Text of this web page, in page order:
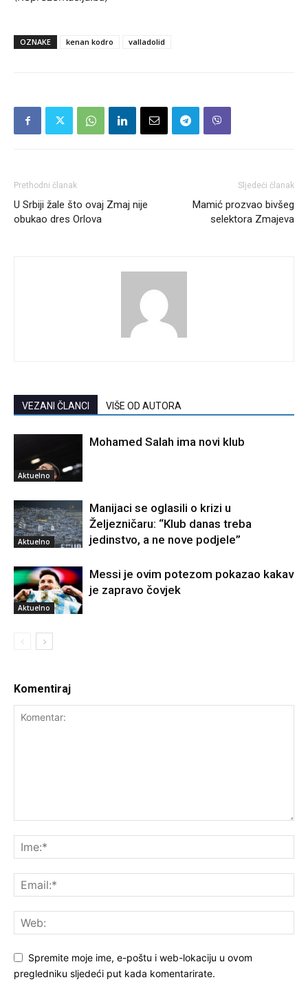
OZNAKE kenan kodro valladolid
Prethodni članak
U Srbiji žale što ovaj Zmaj nije
obukao dres Orlova
Sljedeći članak
Mamić prozvao bivšeg
selektora Zmajeva
VEZANI ČLANCI VIŠE OD AUTORA
Aktuelno
Mohamed Salah ima novi klub
Aktuelno
Manijaci se oglasili o krizi u
Željezničaru: “Klub danas treba
jedinstvo, a ne nove podjele”
Aktuelno
Messi je ovim potezom pokazao kakav
je zapravo čovjek
Komentiraj
Spremite moje ime, e-poštu i web-lokaciju u ovom
pregledniku sljedeći put kada komentarirate.